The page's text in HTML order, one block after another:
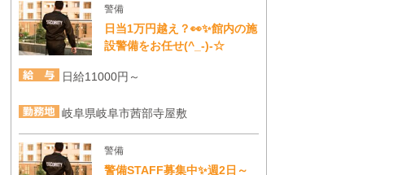
警備
日当1万円越え？👀✨館内の施
設警備をお任せ(^_-)-☆
日給11000円～
岐阜県岐阜市茜部寺屋敷
警備
警備STAFF募集中✨週2日～